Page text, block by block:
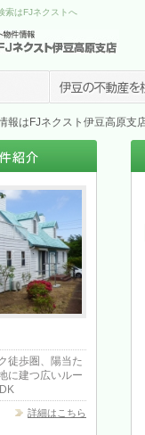
索はFJネクストへ
報はFJネクスト伊豆高原支
徒歩圏、陽当た
に建つ広いルー
詳細はこちら